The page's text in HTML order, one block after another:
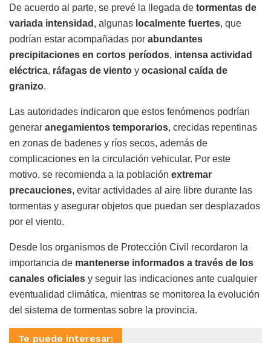
De acuerdo al parte, se prevé la llegada de tormentas de
variada intensidad , algunas localmente fuertes, que
podrían estar acompañadas por abundantes
precipitaciones en cortos períodos, intensa actividad
eléctrica, ráfagas de viento y ocasional caída de
granizo.
Las autoridades indicaron que estos fenómenos podrían
generar anegamientos temporarios, crecidas repentinas
en zonas de badenes y ríos secos, además de
complicaciones en la circulación vehicular. Por este
motivo, se recomienda a la población extremar
precauciones, evitar actividades al aire libre durante las
tormentas y asegurar objetos que puedan ser desplazados
por el viento.
Desde los organismos de Protección Civil recordaron la
importancia de mantenerse informados a través de los
canales oficiales y seguir las indicaciones ante cualquier
eventualidad climática, mientras se monitorea la evolución
del sistema de tormentas sobre la provincia.
Te puede interesar: